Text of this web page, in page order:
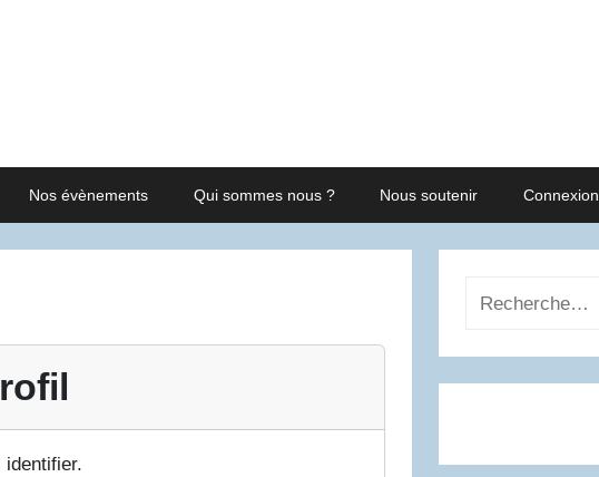
Nos évènements Qui sommes nous ? Nous soutenir Connexion
identifier.
Recherche
: